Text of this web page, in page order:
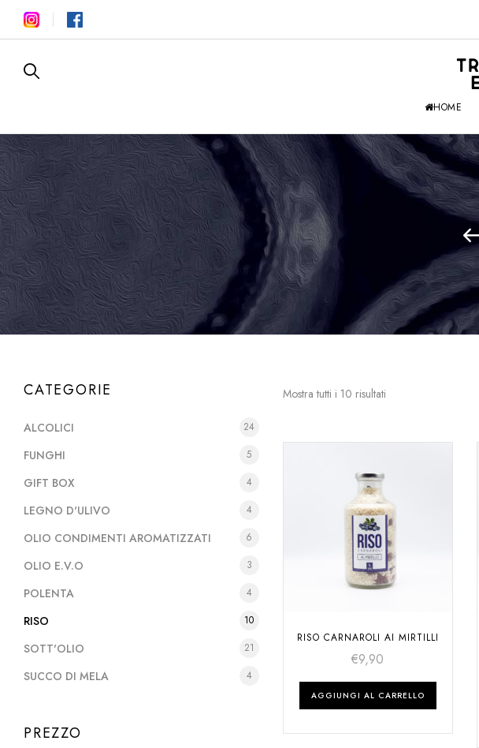
HOME
CATEGORIE
ALCOLICI 24
FUNGHI 5
GIFT BOX 4
LEGNO D'ULIVO 4
OLIO CONDIMENTI AROMATIZZATI 6
OLIO E.V.O 3
POLENTA 4
RISO 10
SOTT'OLIO 21
SUCCO DI MELA 4
PREZZO
Mostra tutti i 10 risultati
RISO CARNAROLI AI MIRTILLI
€9,90
AGGIUNGI AL CARRELLO